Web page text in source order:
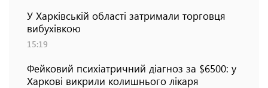
У Харківській області затримали торговця
вибухівкою
15:19
Фейковий психіатричний діагноз за $6500: у
Харкові викрили колишнього лікаря